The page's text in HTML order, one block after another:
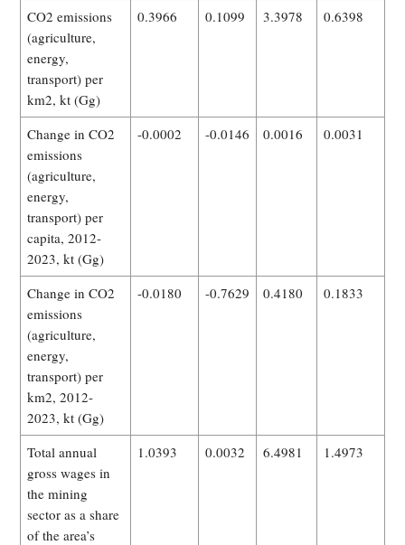
CO2 emissions
(agriculture,
energy,
transport) per
km2, kt (Gg)
0.3966 0.1099 3.3978 0.6398
Change in CO2
emissions
(agriculture,
energy,
transport) per
capita, 2012-
2023, kt (Gg)
-0.0002 -0.0146 0.0016 0.0031
Change in CO2
emissions
(agriculture,
energy,
transport) per
km2, 2012-
2023, kt (Gg)
-0.0180 -0.7629 0.4180 0.1833
Total annual
gross wages in
the mining
sector as a share
of the area’s
1.0393 0.0032 6.4981 1.4973